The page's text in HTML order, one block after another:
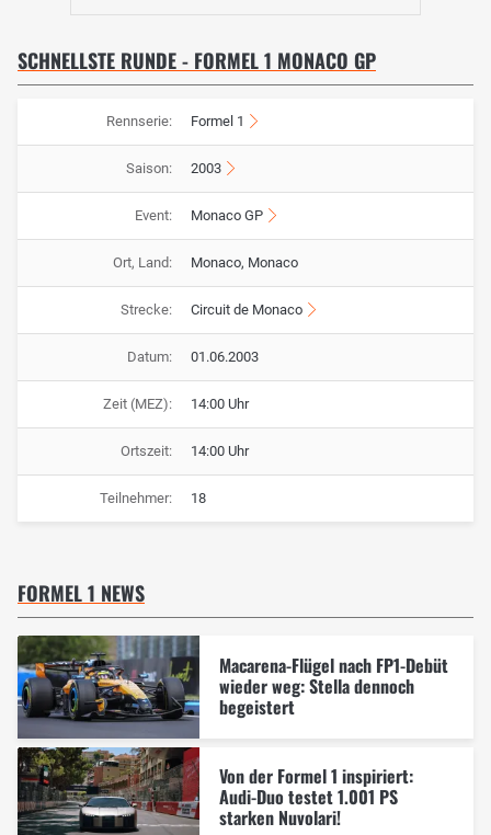
SCHNELLSTE RUNDE - FORMEL 1 MONACO GP
Rennserie: Formel 1
Saison: 2003
Event: Monaco GP
Ort, Land: Monaco, Monaco
Strecke: Circuit de Monaco
Datum: 01.06.2003
Zeit (MEZ): 14:00 Uhr
Ortszeit: 14:00 Uhr
Teilnehmer: 18
FORMEL 1 NEWS
Macarena-Flügel nach FP1-Debüt
wieder weg: Stella dennoch
begeistert
Von der Formel 1 inspiriert:
Audi-Duo testet 1.001 PS
starken Nuvolari!